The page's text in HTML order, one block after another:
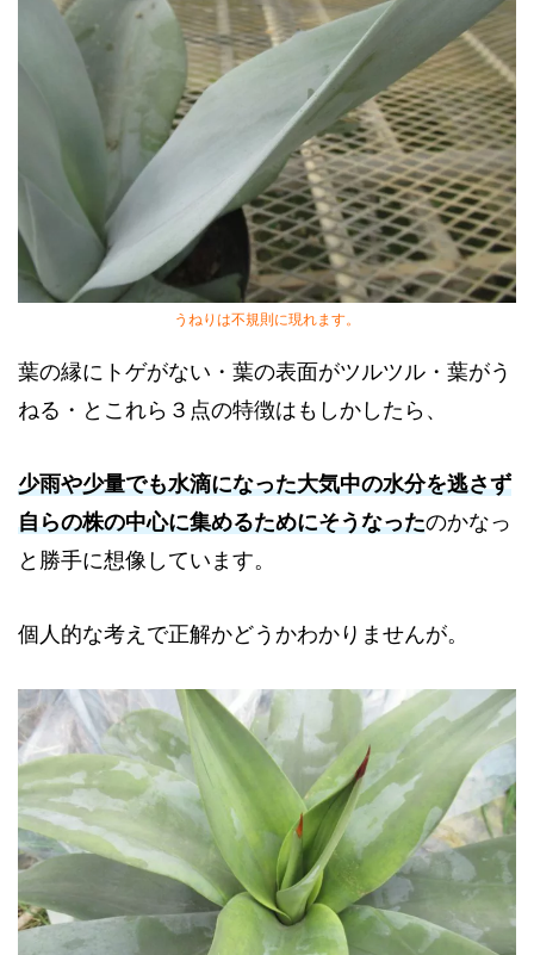
うねりは不規則に現れます。
葉の縁にトゲがない・葉の表面がツルツル・葉がう
ねる・とこれら３点の特徴はもしかしたら、
少雨や少量でも水滴になった大気中の水分を逃さず
自らの株の中心に集めるためにそうなったのかなっ
と勝手に想像しています。
個人的な考えで正解かどうかわかりませんが。